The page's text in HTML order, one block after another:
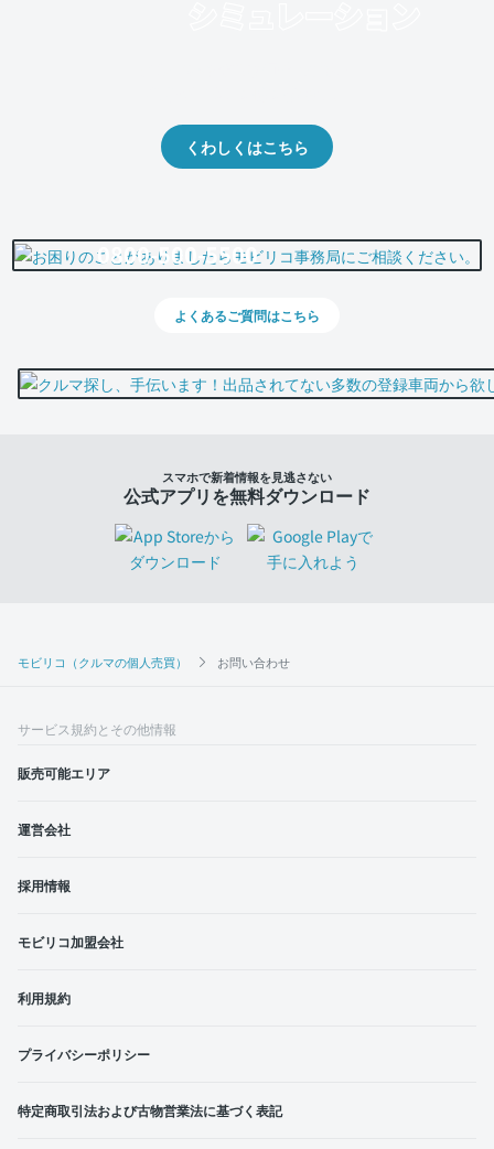
モビリコ（クルマの個人売買） お問い合わせ
くわしくはこちら
0800-500-5500
よくあるご質問はこちら
スマホで新着情報を見逃さない
公式アプリを無料ダウンロード
サービス規約とその他情報
販売可能エリア
運営会社
採用情報
モビリコ加盟会社
利用規約
プライバシーポリシー
特定商取引法および古物営業法に基づく表記